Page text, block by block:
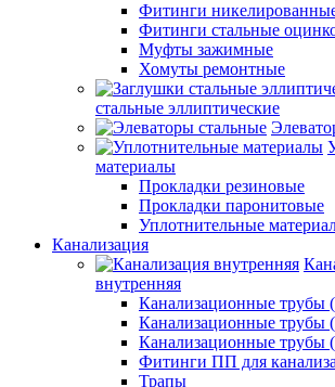
Фитинги
Фитинги стальные
Муфты зажимные
Хомуты ремонтные
стальные эллиптические
материалы
Прокладки резиновые
Прокладки паронитовые
Уплотнительные
Канализация
внутренняя
Канализационные трубы
Канализационные трубы
Канализационные трубы
Фитинги ПП для
Трапы